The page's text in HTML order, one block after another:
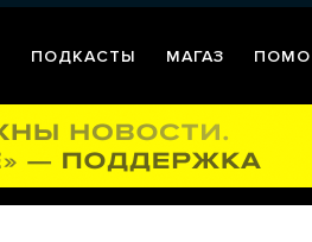
ПОДКАСТЫ МАГАЗ